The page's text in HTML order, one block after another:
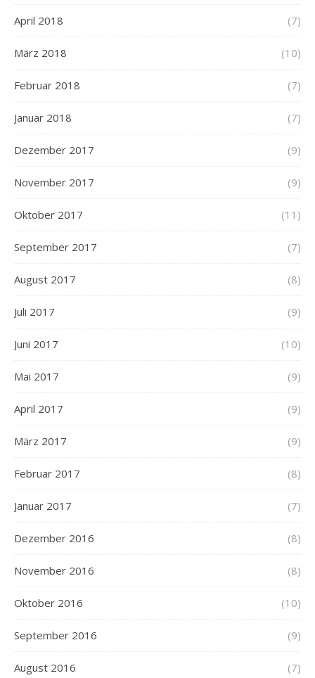
April 2018 (7)
März 2018 (10)
Februar 2018 (7)
Januar 2018 (7)
Dezember 2017 (9)
November 2017 (9)
Oktober 2017 (11)
September 2017 (7)
August 2017 (8)
Juli 2017 (9)
Juni 2017 (10)
Mai 2017 (9)
April 2017 (9)
März 2017 (9)
Februar 2017 (8)
Januar 2017 (7)
Dezember 2016 (8)
November 2016 (8)
Oktober 2016 (10)
September 2016 (9)
August 2016 (7)